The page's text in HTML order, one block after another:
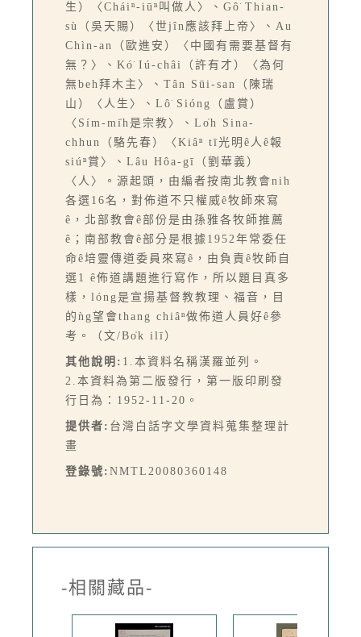
生）〈Cháiⁿ-iūⁿ叫做人〉、Gô͘ Thian-
sù（吳天賜）〈世jîn應該拜上帝〉、Au
Chìn-an（歐進安）〈中國有需要基督有
無？〉、Kó͘ Iú-châi（許有才）〈為何
無beh拜木主〉、Tân Sūi-san（陳瑞
山）〈人生〉、Lô͘ Sióng（盧賞）
〈Sím-mi̍h是宗教〉、Lo̍h Sina-
chhun（駱先春）〈Kiâⁿ tī光明ê人ê報
siúⁿ賞〉、Lâu Hôa-gī（劉華義）
〈人〉。源起頭，由編者按南北教會nih
各選16名，對佈道不只權威ê牧師來寫
ê，北部教會ê部份是由孫雅各牧師推薦
ê；南部教會ê部分是根據1952年常委任
命ê培靈傳道委員來寫ê，由負責ê牧師自
選1 ê佈道講題進行寫作，所以題目真多
樣，lóng是宣揚基督教教理、福音，目
的ǹg望會thang chiâⁿ做佈道人員好ê參
考。（文/Bo̍k ilī）
其他說明: 1.本資料名稱漢羅並列。
2.本資料為第二版發行，第一版印刷發
行日為：1952-11-20。
提供者: 台灣白話字文學資料蒐集整理計
畫
登錄號: NMTL20080360148
-相關藏品-